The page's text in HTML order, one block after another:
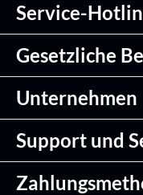
Service-
Gesetzliche
Unternehmen
Support und